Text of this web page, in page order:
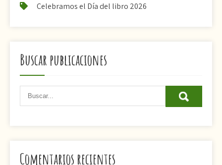
Celebramos el Día del libro 2026
Buscar publicaciones
Comentarios recientes